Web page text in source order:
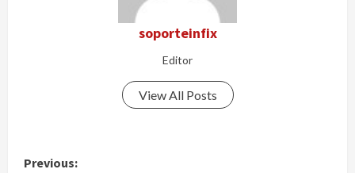
soporteinfix
Editor
View All Posts
P
Previous: